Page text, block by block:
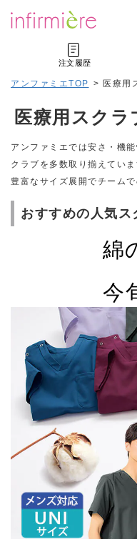
注文履歴
アンファミエTOP > 医療用
医療用スクラ
アンファミエでは安さ・機
クラブを多数取り揃えていま
豊富なサイズ展開でチーム
おすすめの人気ス
綿
今